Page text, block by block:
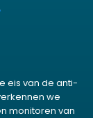
eis van de anti-
we
monitoren van